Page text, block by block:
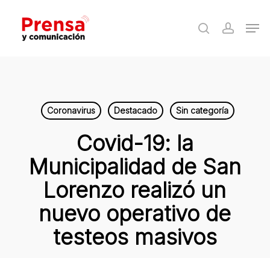
main
search
Coronavirus Destacado Sin categoría
Covid-19: la
Municipalidad de San
Lorenzo realizó un
nuevo operativo de
testeos masivos